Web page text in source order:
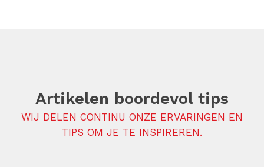
Artikelen boordevol tips
WIJ DELEN CONTINU ONZE ERVARINGEN EN
TIPS OM JE TE INSPIREREN.